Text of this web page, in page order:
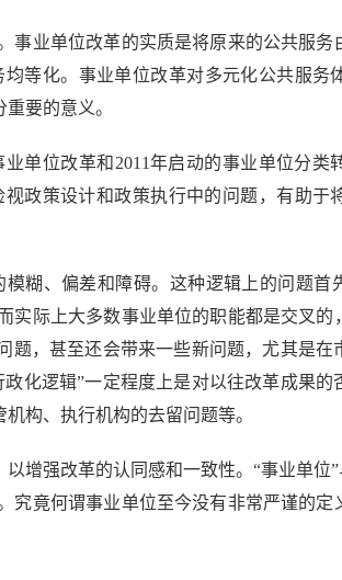
单位改革的实质是将原来的公共服务
等化。事业单位改革对多元化公共服务
要的意义。
位改革和2011年启动的事业单位分类
政策设计和政策执行中的问题，有助于
、偏差和障碍。这种逻辑上的问题首
实际上大多数事业单位的职能都是交叉
，甚至还会带来一些新问题，尤其是
化逻辑”一定程度上是对以往改革成果的
构、执行机构的去留问题等。
强改革的认同感和一致性。“事业单位”
竟何谓事业单位至今没有非常严谨的定